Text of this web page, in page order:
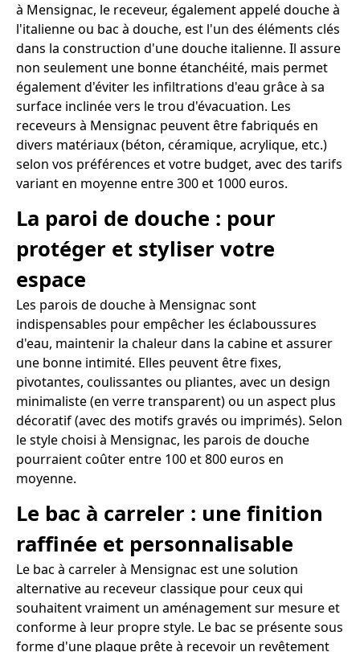
à Mensignac, le receveur, également appelé douche à
l'italienne ou bac à douche, est l'un des éléments clés
dans la construction d'une douche italienne. Il assure
non seulement une bonne étanchéité, mais permet
également d'éviter les infiltrations d'eau grâce à sa
surface inclinée vers le trou d'évacuation. Les
receveurs à Mensignac peuvent être fabriqués en
divers matériaux (béton, céramique, acrylique, etc.)
selon vos préférences et votre budget, avec des tarifs
variant en moyenne entre 300 et 1000 euros.
La paroi de douche : pour
protéger et styliser votre
espace
Les parois de douche à Mensignac sont
indispensables pour empêcher les éclaboussures
d'eau, maintenir la chaleur dans la cabine et assurer
une bonne intimité. Elles peuvent être fixes,
pivotantes, coulissantes ou pliantes, avec un design
minimaliste (en verre transparent) ou un aspect plus
décoratif (avec des motifs gravés ou imprimés). Selon
le style choisi à Mensignac, les parois de douche
pourraient coûter entre 100 et 800 euros en
moyenne.
Le bac à carreler : une finition
raffinée et personnalisable
Le bac à carreler à Mensignac est une solution
alternative au receveur classique pour ceux qui
souhaitent vraiment un aménagement sur mesure et
conforme à leur propre style. Le bac se présente sous
forme d'une plaque prête à recevoir un revêtement